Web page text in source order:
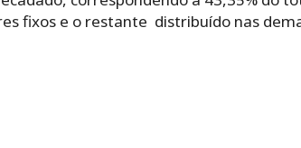
‌fixos e o ‌restante‌ ‌distribuído‌ ‌nas‌